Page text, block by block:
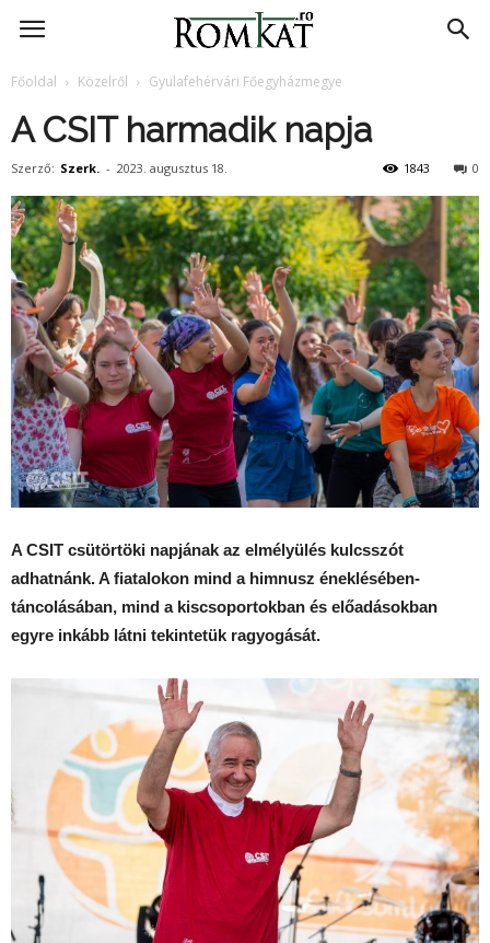
RomKat.ro
Főoldal Közelről Gyulafehérvári Főegyházmegye
A CSIT harmadik napja
Szerző: Szerk. - 2023. augusztus 18. 0
1843
A CSIT csütörtöki napjának az elmélyülés kulcsszót
adhatnánk. A fiatalokon mind a himnusz éneklésében-
táncolásában, mind a kiscsoportokban és előadásokban
egyre inkább látni tekintetük ragyogását.